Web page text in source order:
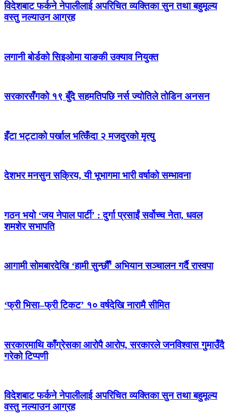
विदेशबाट फर्कने नेपालीलाई अपरिचित व्यक्तिका सुन तथा बहुमूल्य
वस्तु नल्याउन आग्रह
लगानी बोर्डको सिइओमा याङकी उक्याव नियुक्त
सरकारसँगको १९ बुँदे सहमतिपछि नर्स ज्योतिले तोडिन अनसन
इँटा भट्टाको पर्खाल भत्किँदा २ मजदुरको मृत्यु
देशभर मनसुन सक्रिय, यी भूभागमा भारी वर्षाको सम्भावना
गठन भयो ‘जय नेपाल पार्टी’ : दुर्गा प्रसाईं सर्वोच्च नेता, धवल
शमशेर सभापति
आगामी सोमबारदेखि ‘हामी सुन्छौँ’ अभियान सञ्चालन गर्दै रास्वपा
‘फ्री भिसा–फ्री टिकट’ १० वर्षदेखि नारामै सीमित
सरकारमाथि काँग्रेसका आरोपै आरोप, सरकारले जनविश्वास गुमाउँदै
गरेको टिप्पणी
विदेशबाट फर्कने नेपालीलाई अपरिचित व्यक्तिका सुन तथा बहुमूल्य
वस्तु नल्याउन आग्रह